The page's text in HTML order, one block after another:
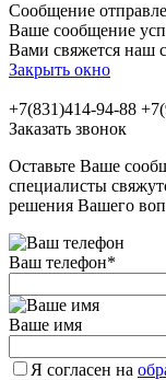
Сообщение
Ваше сообщение
Вами свяжется наш
Закрыть окно
+7(831)414-94-88
Заказать звонок
Оставьте Ваше
специалисты
решения Вашего
Ваш телефон*
Ваше имя
Я согласен на